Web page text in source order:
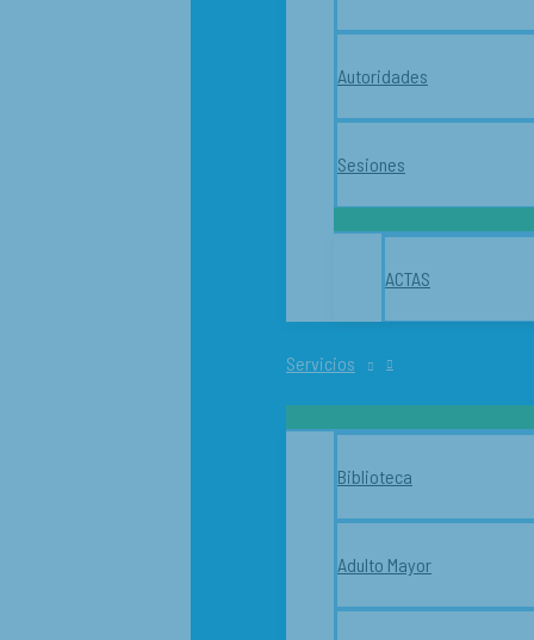
Autoridades
Sesiones
ACTAS
Servicios
Biblioteca
Adulto Mayor